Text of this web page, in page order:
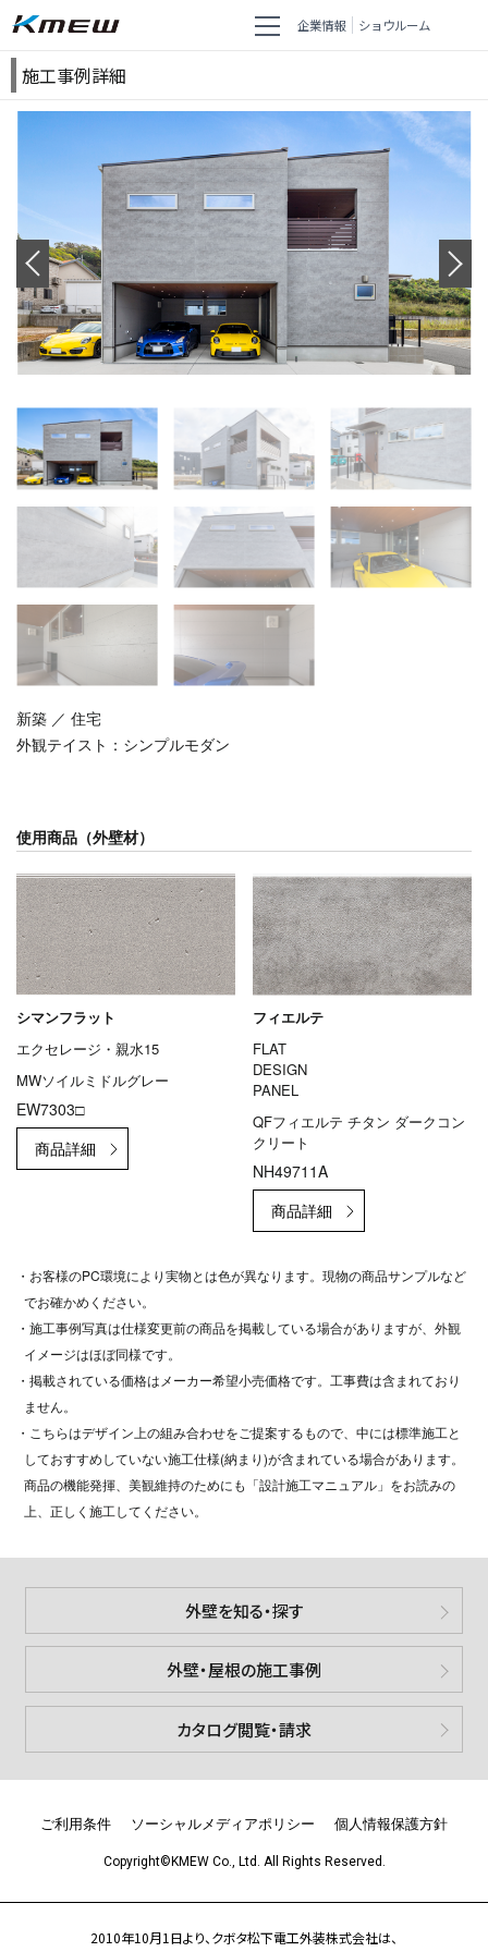
企業情報 ショウルーム
施工事例詳細
新築 ／ 住宅
外観テイスト： シンプルモダン
使用商品（外壁材）
シマンフラット
エクセレージ・親水15
MWソイルミドルグレー
EW7303□
フィエルテ
FLAT
DESIGN
PANEL
QFフィエルテ チタン ダークコン
クリート
NH49711A
・お客様のPC環境により実物とは色が異なります。現物の商品サンプルなど
でお確かめください。
・施工事例写真は仕様変更前の商品を掲載している場合がありますが、外観
イメージはほぼ同様です。
・掲載されている価格はメーカー希望小売価格です。工事費は含まれており
ません。
・こちらはデザイン上の組み合わせをご提案するもので、中には標準施工と
しておすすめしていない施工仕様(納まり)が含まれている場合があります。
商品の機能発揮、美観維持のためにも「設計施工マニュアル」をお読みの
上、正しく施工してください。
外壁を知る・探す
外壁・屋根の施工事例
カタログ閲覧・請求
Copyright©KMEW Co., Ltd. All Rights Reserved.
ご利用条件 ソーシャルメディアポリシー 個人情報保護方針
2010年10月1日より、クボタ松下電工外装株式会社は、